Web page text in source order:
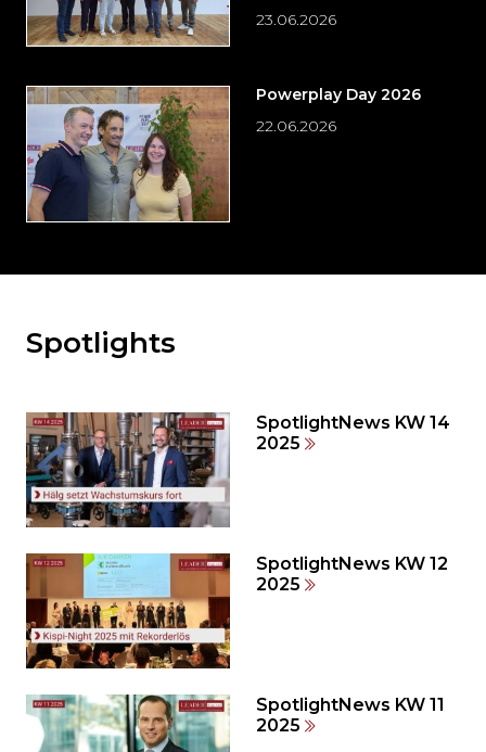
23.06.2026
Powerplay Day 2026
22.06.2026
Möchten
den
weiteren
Inhalt
auslassen
und
zum
Seitenende
springen?
Spotlights
SpotlightNews KW 14
2025
SpotlightNews KW 12
2025
SpotlightNews KW 11
2025